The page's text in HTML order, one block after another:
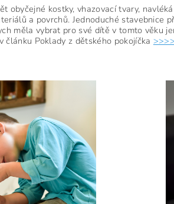
obyčejné kostky, vhazovací tvary,
a povrchů. Jednoduché stavebnice
měla vybrat pro své dítě v tomto věku
článku Poklady z dětského pokojíčka